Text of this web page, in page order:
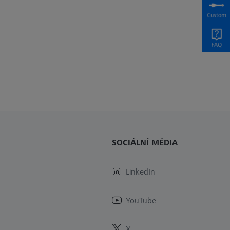
SOCIÁLNÍ MÉDIA
LinkedIn
YouTube